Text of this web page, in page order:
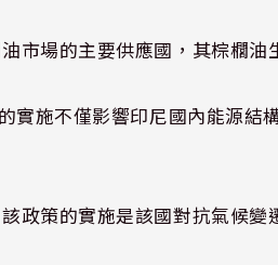
市場的主要供應國，其棕櫚油
實施不僅影響印尼國內能源結
政策的實施是該國對抗氣候